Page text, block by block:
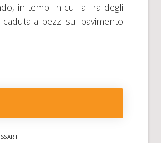
in tempi in cui la lira degli
caduta a pezzi sul pavimento